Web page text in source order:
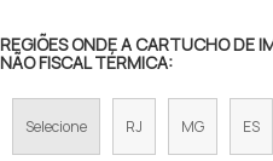
IMPRESSORA PARA ETIQUETAS
IMPRESSORA DE CÓDIGO DE BARRAS
REGIÕES ONDE A CARTUCHO DE
NÃO FISCAL TÉRMICA:
Selecione RJ MG ES